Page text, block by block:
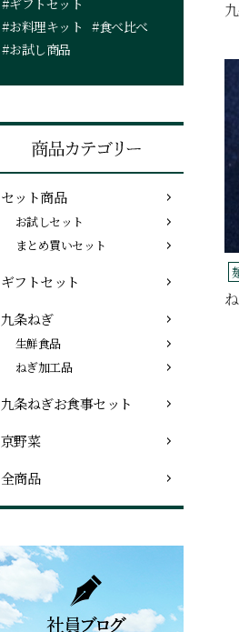
#ギフトセット
#お料理キット #食べ比べ
#お試し商品
セット商品
お試しセット
まとめ買いセット
ギフトセット
九条ねぎ
生鮮食品
ねぎ加工品
九条ねぎお食事セット
京野菜
全商品